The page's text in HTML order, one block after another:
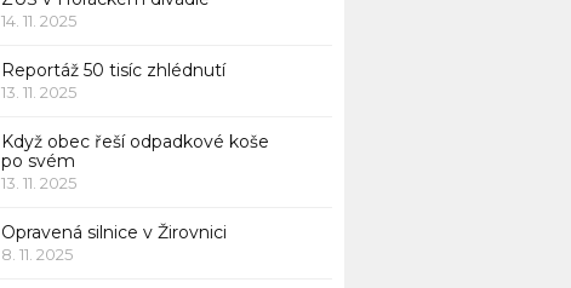
14. 11. 2025
Reportáž 50 tisíc zhlédnutí
13. 11. 2025
Když obec řeší odpadkové koše
po svém
13. 11. 2025
Opravená silnice v Žirovnici
8. 11. 2025